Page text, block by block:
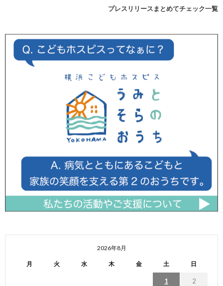
プレスリリースまとめてチェック一覧
2026年8月
月 火 水 木 金 土 日
1 2